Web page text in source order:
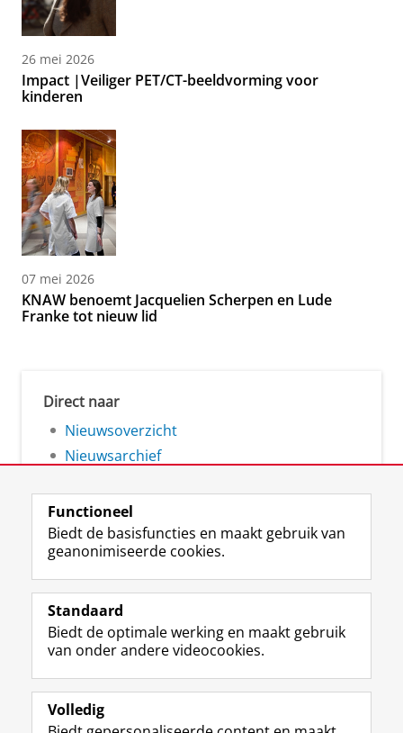
26 mei 2026
Impact |Veiliger PET/CT-beeldvorming voor
kinderen
07 mei 2026
KNAW benoemt Jacquelien Scherpen en Lude
Franke tot nieuw lid
Direct naar
Nieuwsoverzicht
Nieuwsarchief
Volg de RUG
F
a
e
b
o
p
L
i
k
e
I
-
R
S
-
f
e
R
I
n
t
r
m
Y
o
T
e
k
Studiekiezers
Alumni
Functioneel
Biedt de basisfuncties en maakt gebruik van
geanonimiseerde cookies.
Standaard
Biedt de optimale werking en maakt gebruik
van onder andere videocookies.
Volledig